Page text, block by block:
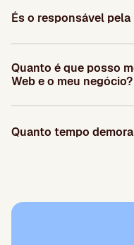
És o responsável
Quanto é que posso
Web e o meu negócio?
Quanto tempo